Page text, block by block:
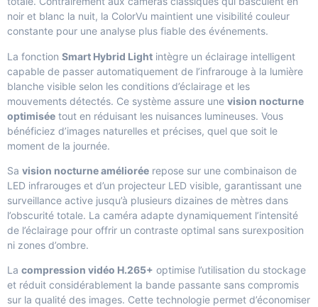
noir et blanc la nuit, la ColorVu maintient une visibilité couleur
constante pour une analyse plus fiable des événements.
La fonction Smart Hybrid Light intègre un éclairage intelligent
capable de passer automatiquement de l’infrarouge à la lumière
blanche visible selon les conditions d’éclairage et les
mouvements détectés. Ce système assure une vision nocturne
optimisée tout en réduisant les nuisances lumineuses. Vous
bénéficiez d’images naturelles et précises, quel que soit le
moment de la journée.
Sa vision nocturne améliorée repose sur une combinaison de
LED infrarouges et d’un projecteur LED visible, garantissant une
surveillance active jusqu’à plusieurs dizaines de mètres dans
l’obscurité totale. La caméra adapte dynamiquement l’intensité
de l’éclairage pour offrir un contraste optimal sans surexposition
ni zones d’ombre.
La compression vidéo H.265+ optimise l’utilisation du stockage
et réduit considérablement la bande passante sans compromis
sur la qualité des images. Cette technologie permet d’économiser